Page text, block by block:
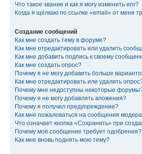
Что такое звание и как я могу изменить его?
Когда я щёлкаю по ссылке «email» от меня
Создание сообщений
Как мне создать тему в форуме?
Как мне отредактировать или удалить
Как мне добавить подпись к своему
Как мне создать опрос?
Почему я не могу добавить больше
Как мне отредактировать или удалить
Почему мне недоступны некоторые
Почему я не могу добавлять вложения?
Почему я получил предупреждение?
Как мне пожаловаться на сообщения
Что означает кнопка «Сохранить» при
Почему моё сообщение требует одобрения?
Как мне вновь поднять мою тему?